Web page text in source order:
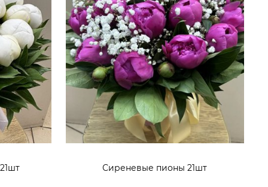
Сиреневые пионы 21шт